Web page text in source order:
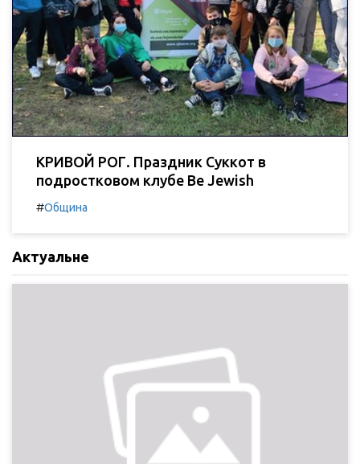
КРИВОЙ РОГ. Праздник Суккот в
подростковом клубе Be Jewish
#Община
Актуальне